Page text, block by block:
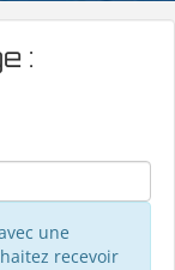
:
une
recevoir